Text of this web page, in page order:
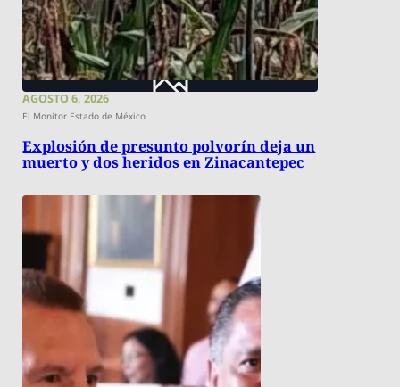
AGOSTO 6, 2026
El Monitor Estado de México
Explosión de presunto polvorín deja un
muerto y dos heridos en Zinacantepec